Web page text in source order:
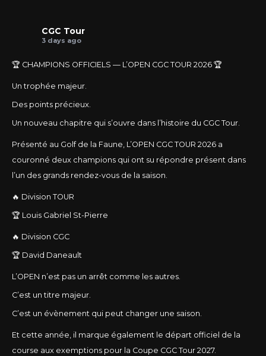
CGC Tour
3 days ago
🏆 CHAMPIONS OFFICIELS — L’OPEN CGC TOUR 2026 🏆
Un trophée majeur.
Des points précieux.
Un nouveau chapitre qui s’ouvre dans l’histoire du CGC Tour.
Présenté au Golf de la Faune, L’OPEN CGC TOUR 2026 a
couronné deux champions qui ont su répondre présent dans
l’un des grands rendez-vous de la saison.
🔥 Division TOUR
🏆 Louis Gabriel St-Pierre
🔥 Division CGC
🏆 David Daneault
L’OPEN n’est pas un arrêt comme les autres.
C’est un titre majeur.
C’est un évènement qui peut changer une saison.
Et cette année, il marque également le départ officiel de la
course aux exemptions pour la Coupe CGC Tour 2027.